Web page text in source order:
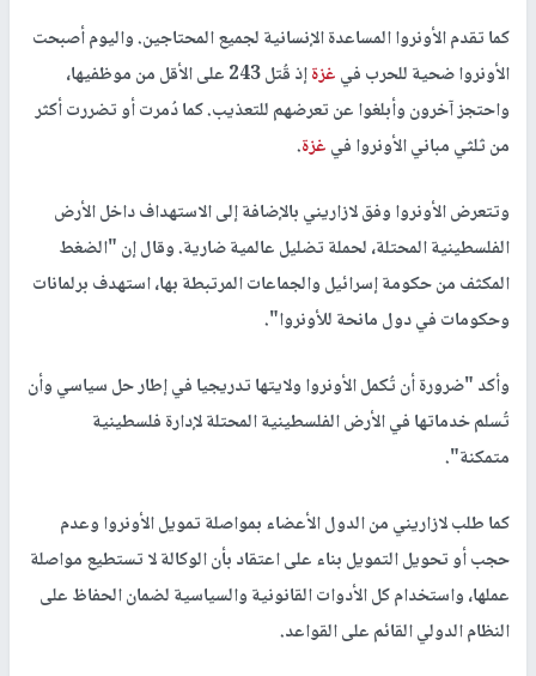
كما تقدم الأونروا المساعدة الإنسانية لجميع المحتاجين. واليوم أصبحت
الأونروا ضحية للحرب فيغزة
إذ قُتل 243 على الأقل من موظفيها،
واحتجز آخرون وأبلغوا عن تعرضهم للتعذيب. كما دُمرت أو تضررت أكثر
من ثلثي مباني الأونروا فيغزة.
وتتعرض الأونروا وفق لازاريني بالإضافة إلى الاستهداف داخل الأرض
الفلسطينية المحتلة، لحملة تضليل عالمية ضارية. وقال إن "الضغط
المكثف من حكومة إسرائيل والجماعات المرتبطة بها، استهدف برلمانات
وحكومات في دول مانحة للأونروا".
وأكد "ضرورة أن تُكمل الأونروا ولايتها تدريجيا في إطار حل سياسي وأن
تُسلم خدماتها في الأرض الفلسطينية المحتلة لإدارة فلسطينية
متمكنة".
كما طلب لازاريني من الدول الأعضاء بمواصلة تمويل الأونروا وعدم
حجب أو تحويل التمويل بناء على اعتقاد بأن الوكالة لا تستطيع مواصلة
عملها، واستخدام كل الأدوات القانونية والسياسية لضمان الحفاظ على
النظام الدولي القائم على القواعد.